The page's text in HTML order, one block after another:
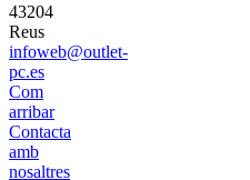
43204
Reus
infoweb@outlet-
pc.es
Com
arribar
Contacta
amb
nosaltres